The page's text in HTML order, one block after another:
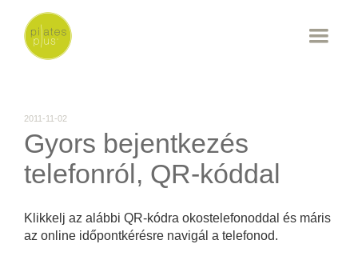
2011-11-02
Gyors bejentkezés
telefonról, QR-kóddal
Klikkelj az alábbi QR-kódra okostelefonoddal és máris
az online időpontkérésre navigál a telefonod.